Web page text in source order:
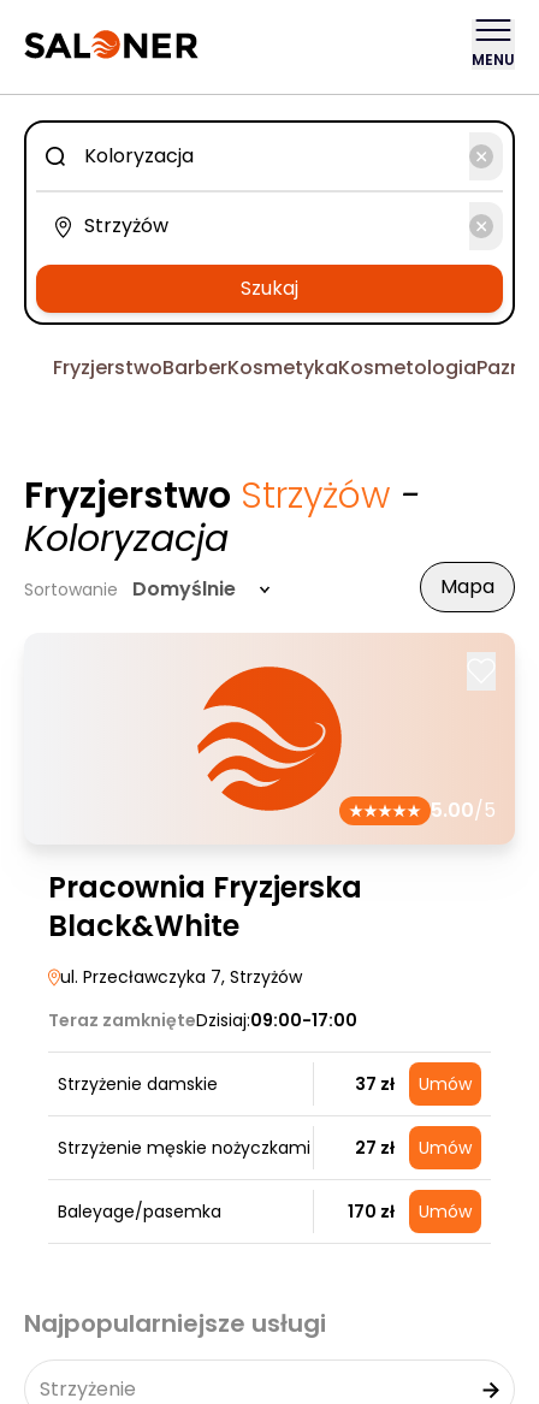
MENU
Szukaj
FryzjerstwoBarberKosmetykaKosmetologia
Fryzjerstwo Strzyżów -
Koloryzacja
Sortowanie Domyślnie Mapa
5.00/5
Pracownia Fryzjerska
Black&White
ul. Przecławczyka 7, Strzyżów
Teraz zamknięteDzisiaj:09:00-17:00
Strzyżenie damskie 37 zł Umów
Strzyżenie męskie nożyczkami 27 zł Umów
Baleyage/pasemka 170 zł Umów
Najpopularniejsze usługi
Strzyżenie